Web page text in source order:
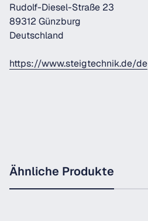
Rudolf-Diesel-Straße 23
89312 Günzburg
Deutschland
https://www.steigtechnik.de/de
Ähnliche Produkte